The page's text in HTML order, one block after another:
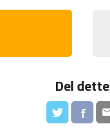
Del dette